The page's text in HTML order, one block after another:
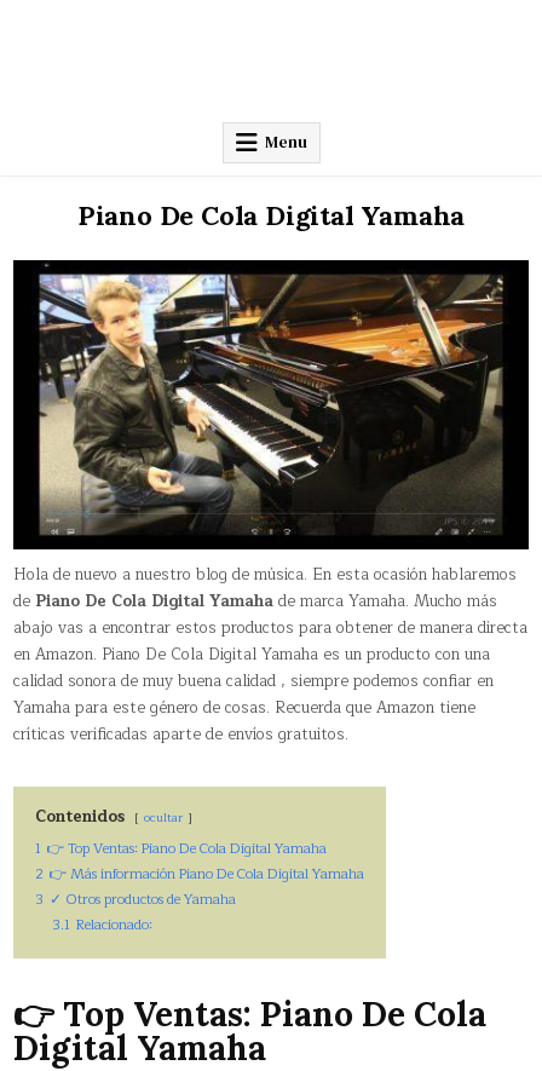
Menu
Piano De Cola Digital Yamaha
Hola de nuevo a nuestro blog de música. En esta ocasión hablaremos
de Piano De Cola Digital Yamahade marca Yamaha. Mucho más
abajo vas a encontrar estos productos para obtener de manera directa
en Amazon. Piano De Cola Digital Yamaha es un producto con una
calidad sonora de muy buena calidad , siempre podemos confiar en
Yamaha para este género de cosas. Recuerda que Amazon tiene
críticas verificadas aparte de envíos gratuitos.
Contenidos ocultar
1 👉 Top Ventas: Piano De Cola Digital Yamaha
2 👉 Más información Piano De Cola Digital Yamaha
3 ✓ Otros productos de Yamaha
3.1 Relacionado:
👉 Top Ventas: Piano De Cola
Digital Yamaha